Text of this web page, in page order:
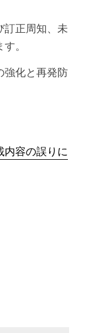
訂正周知、未
。
強化と再発防
内容の誤りに